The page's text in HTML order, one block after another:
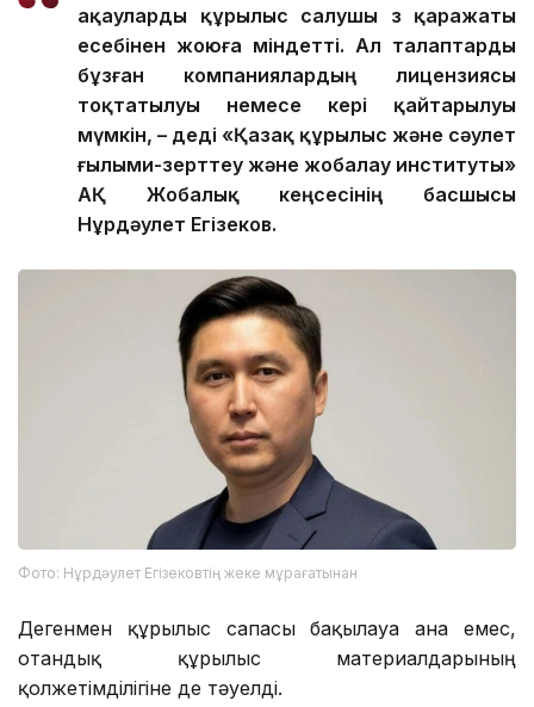
ақауларды құрылыс салушы өз қаражаты
есебінен жоюға міндетті. Ал талаптарды
бұзған компаниялардың лицензиясы
тоқтатылуы немесе кері қайтарылуы
мүмкін, – деді «Қазақ құрылыс және сәулет
ғылыми-зерттеу және жобалау институты»
АҚ Жобалық кеңсесінің басшысы
Нұрдәулет Егізеков.
Фото: Нұрдәулет Егізековтің жеке мұрағатынан
Дегенмен құрылыс сапасы бақылауға ғана емес,
отандық құрылыс материалдарының
қолжетімділігіне де тәуелді.